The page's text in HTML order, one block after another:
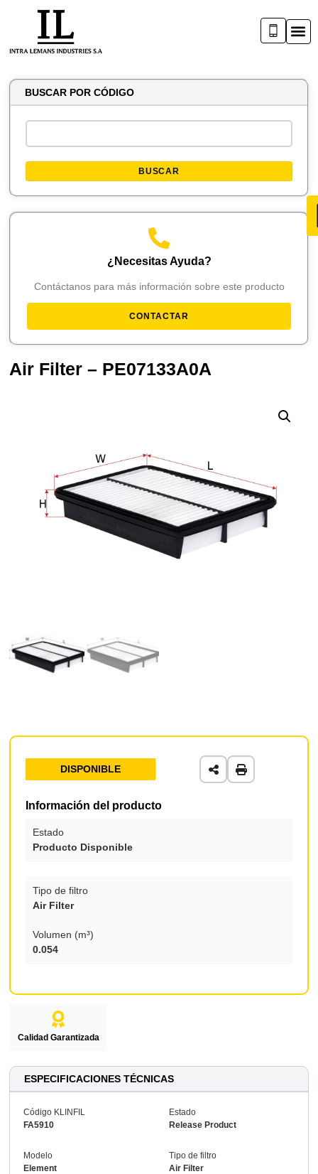
BUSCAR POR CÓDIGO
BUSCAR
¿Necesitas Ayuda?
Contáctanos para más información sobre este producto
CONTACTAR
Air Filter – PE07133A0A
DISPONIBLE
Información del producto
Estado
Producto Disponible
Tipo de filtro
Air Filter
Volumen (m³)
0.054
Calidad Garantizada
ESPECIFICACIONES TÉCNICAS
Código KLINFIL
FA5910
Estado
Release Product
Modelo
Element
Tipo de filtro
Air Filter